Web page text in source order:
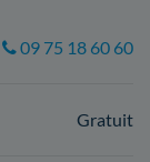
09 75 18 60 60
Gratuit